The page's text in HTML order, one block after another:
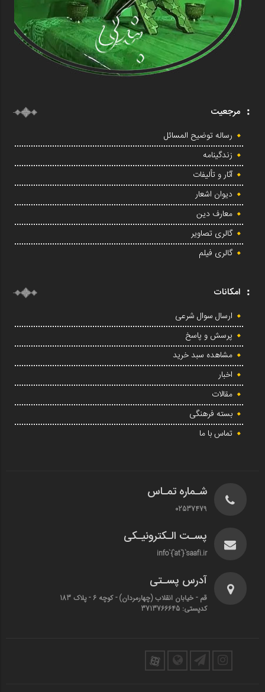
مرجعیت
رساله توضیح المسائل
زندگینامه
آثار و تألیفات
دیوان اشعار
معارف دین
گالری تصاویر
گالری فیلم
امکانات
ارسال سوال شرعی
پرسش و پاسخ
مشاهده سبد خرید
اخبار
مقالات
بسته فرهنگی
تماس با ما
شـماره تمـاس
02537479
پسـت الـکترونیـکی
info`{`at`}`saafi.ir
آدرس پسـتی
قم - خیابان انقلاب (چهارمردان)‌ - کوچه 6 - پلاک 183
کدپستی: 3713766645